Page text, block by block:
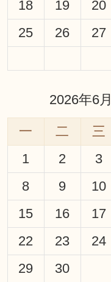
18
19 20
25
26 27
2026年6
一 二 三
1
2 3
8
9 10
15
16 17
22
23 24
29
30